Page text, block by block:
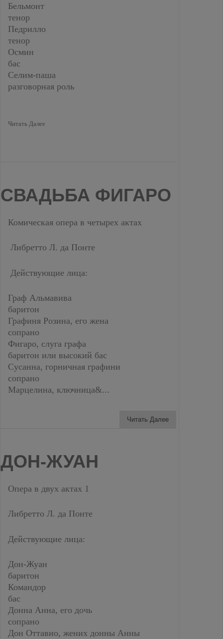
Бельмонт
тенор
Педрилло
тенор
Осмин
бас
Селим-паша
разговорная роль
Читать Далее
СВАДЬБА ФИГАРО
Комическая опера в четырех актах
Либретто Л. да Понте
Действующие лица:
Граф Альмавива
баритон
Графиня Розина, его жена
сопрано
Фигаро, слуга графа
баритон или высокий бас
Сусанна, горничная графини
сопрано
Марцелина, ключница&...
Читать Далее
ДОН-ЖУАН
Опера в двух актах 1
Либретто Л. да Понте
Действующие лица:
Дон-Жуан
баритон
Командор
бас
Донна Анна, его дочь
сопрано
Дон Оттавио, жених донны Анны